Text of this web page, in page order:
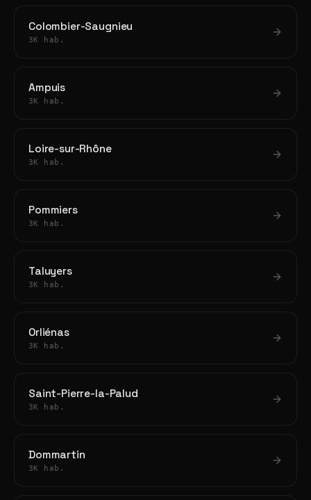
Colombier-Saugnieu
3K hab.
Ampuis
3K hab.
Loire-sur-Rhône
3K hab.
Pommiers
3K hab.
Taluyers
3K hab.
Orliénas
3K hab.
Saint-Pierre-la-Palud
3K hab.
Dommartin
3K hab.